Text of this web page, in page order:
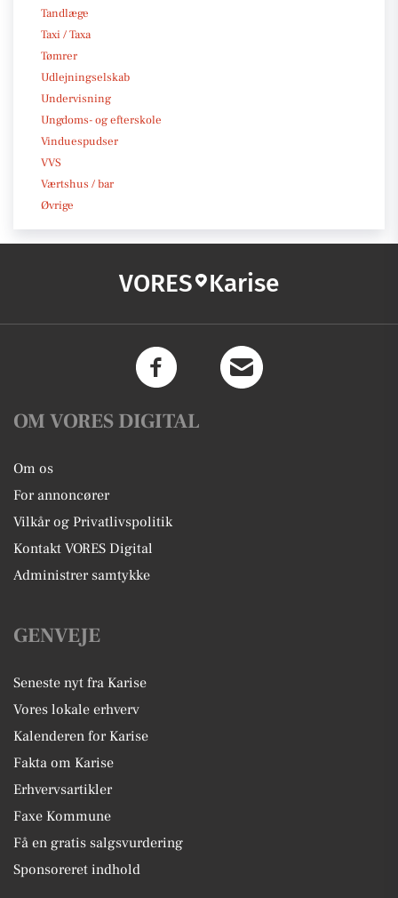
Tandlæge
Taxi / Taxa
Tømrer
Udlejningselskab
Undervisning
Ungdoms- og efterskole
Vinduespudser
VVS
Værtshus / bar
Øvrige
VORES Karise
OM VORES DIGITAL
Om os
For annoncører
Vilkår og Privatlivspolitik
Kontakt VORES Digital
Administrer samtykke
GENVEJE
Seneste nyt fra Karise
Vores lokale erhverv
Kalenderen for Karise
Fakta om Karise
Erhvervsartikler
Faxe Kommune
Få en gratis salgsvurdering
Sponsoreret indhold